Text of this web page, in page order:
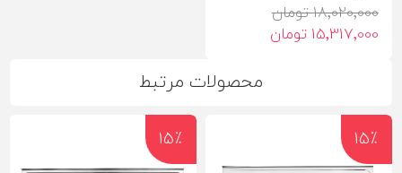
18٬020٬000 تومان
15٬317٬000 تومان
محصولات مرتبط
15٪ 15٪